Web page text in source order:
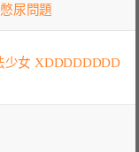
尿問題
少女 XDDDDDDDD